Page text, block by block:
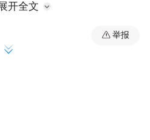
塞山区的熊爹爹独自拄
开全文
举报